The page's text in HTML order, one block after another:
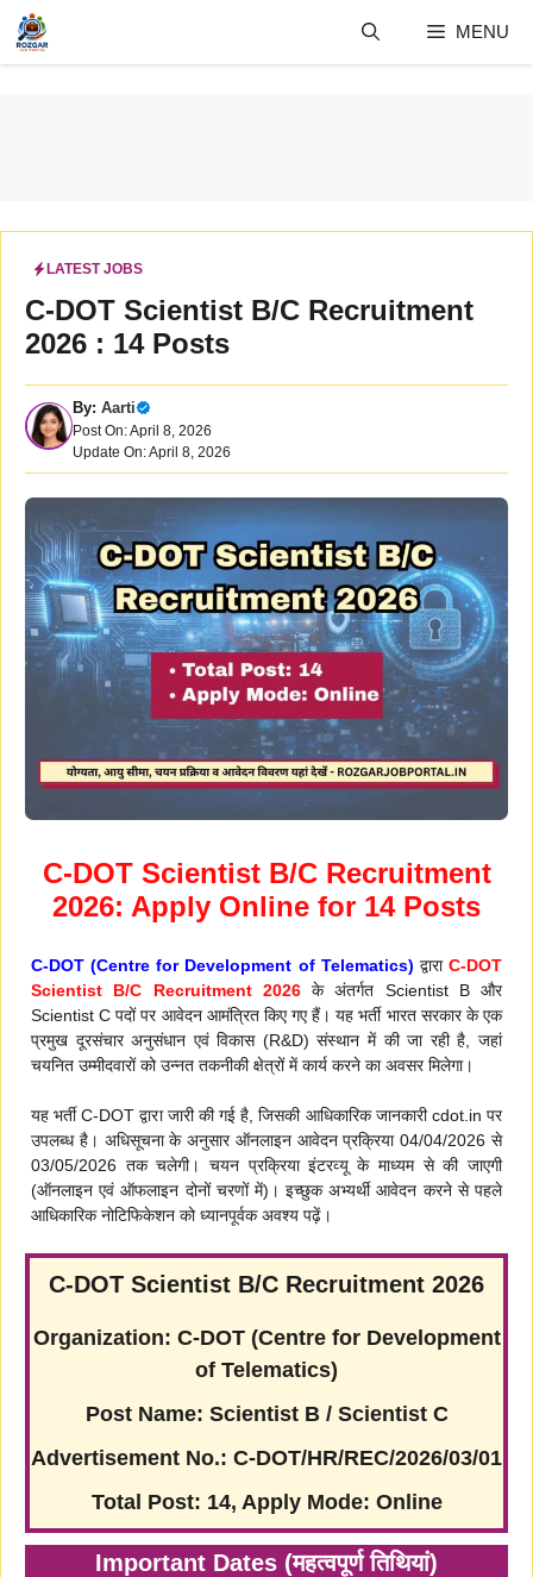
Skip
content
MENU
LATEST JOBS
C-DOT Scientist B/C Recruitment
2026 : 14 Posts
By: Aarti
Post On: April 8, 2026
Update On: April 8, 2026
C-DOT Scientist B/C Recruitment
2026: Apply Online for 14 Posts
C-DOT (Centre for Development of Telematics) द्वाराC-DOT
Scientist B/C Recruitment 2026के अंतर्गत Scientist B और
Scientist C पदों पर आवेदन आमंत्रित किए गए हैं। यह भर्ती भारत सरकार के एक
प्रमुख दूरसंचार अनुसंधान एवं विकास (R&D) संस्थान में की जा रही है, जहां
चयनित उम्मीदवारों को उन्नत तकनीकी क्षेत्रों में कार्य करने का अवसर मिलेगा।
यह भर्ती C-DOT द्वारा जारी की गई है, जिसकी आधिकारिक जानकारी cdot.in पर
उपलब्ध है। अधिसूचना के अनुसार ऑनलाइन आवेदन प्रक्रिया 04/04/2026 से
03/05/2026 तक चलेगी। चयन प्रक्रिया इंटरव्यू के माध्यम से की जाएगी
(ऑनलाइन एवं ऑफलाइन दोनों चरणों में)। इच्छुक अभ्यर्थी आवेदन करने से पहले
आधिकारिक नोटिफिकेशन को ध्यानपूर्वक अवश्य पढ़ें।
C-DOT Scientist B/C Recruitment 2026
Organization: C-DOT (Centre for Development
of Telematics)
Post Name: Scientist B / Scientist C
Advertisement No.: C-DOT/HR/REC/2026/03/01
Total Post: 14, Apply Mode: Online
Important Dates (महत्वपूर्ण तिथियां)